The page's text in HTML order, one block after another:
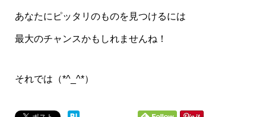
あなたにピッタリのものを見つけるには
最大のチャンスかもしれませんね！
それでは（*^_^*）